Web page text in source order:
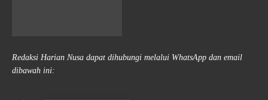
Redaksi Harian Nusa dapat dihubungi melalui WhatsApp dan email
dibawah ini: